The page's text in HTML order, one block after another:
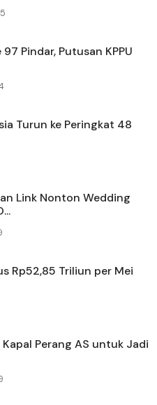
Pindar, Putusan KPPU
Turun ke Peringkat 48
Link Nonton Wedding
Rp52,85 Triliun per Mei
Perang AS untuk Jadi